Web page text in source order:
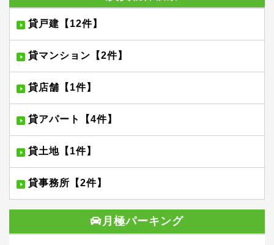
貸戸建【12件】
貸マンション【2件】
貸店舗【1件】
貸アパート【4件】
貸土地【1件】
貸事務所【2件】
月極パーキング